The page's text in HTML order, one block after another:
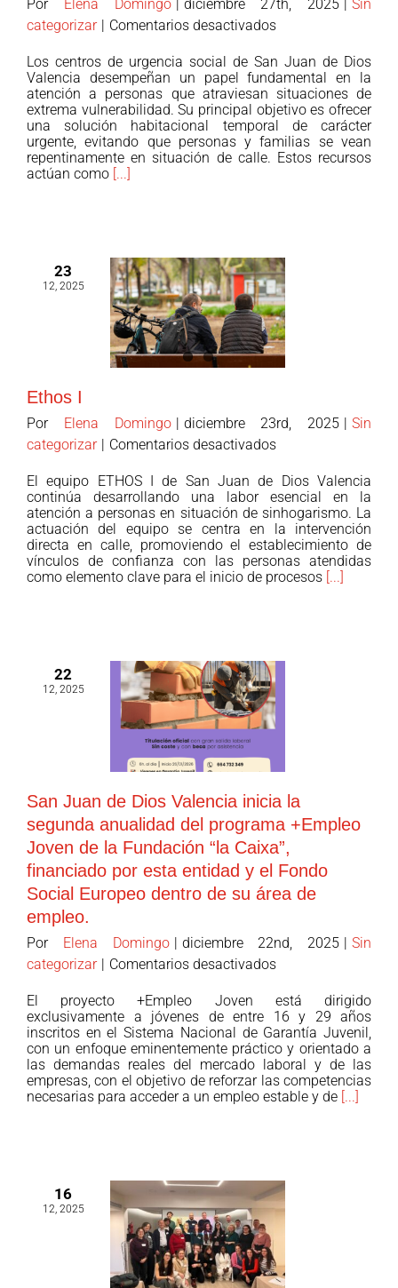
Por Elena Domingo | diciembre 27th, 2025 | Sin
categorizar | Comentarios desactivadosen
centros
de
urgencia
social
de
Valencia:
respuesta
inmediata
y
acompañamiento
.
Los centros de urgencia social de San Juan de Dios
Valencia desempeñan un papel fundamental en la
atención a personas que atraviesan situaciones de
extrema vulnerabilidad. Su principal objetivo es ofrecer
una solución habitacional temporal de carácter
urgente, evitando que personas y familias se vean
repentinamente en situación de calle. Estos recursos
actúan como [...]
23
12, 2025
Ethos I
Por Elena Domingo diciembre 23rd, 2025
Sin
categorizar
Comentarios desactivadosen
El equipo ETHOS I de San Juan de Dios Valencia
continúa desarrollando una labor esencial en la
atención a personas en situación de sinhogarismo. La
actuación del equipo se centra en la intervención
directa en calle, promoviendo el establecimiento de
vínculos de confianza con las personas atendidas
como elemento clave para el inicio de procesos [...]
22
12, 2025
San Juan de Dios Valencia inicia la
segunda anualidad del programa +Empleo
Joven de la Fundación “la Caixa”,
financiado por esta entidad y el Fondo
Social Europeo dentro de su área de
empleo.
Por Elena Domingo | diciembre 22nd, 2025 | Sin
categorizar | Comentarios desactivadosen
Juan
de
Dios
Valencia
inicia
del
programa
+Empleo
de
la
El proyecto +Empleo Joven está dirigido
exclusivamente a jóvenes de entre 16 y 29 años
inscritos en el Sistema Nacional de Garantía Juvenil,
con un enfoque eminentemente práctico y orientado a
las demandas reales del mercado laboral y de las
empresas, con el objetivo de reforzar las competencias
necesarias para acceder a un empleo estable y de [...]
16
12, 2025